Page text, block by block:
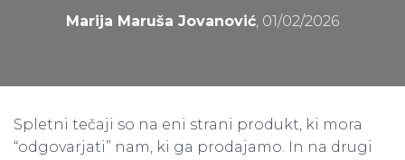
Marija Maruša Jovanović, 01/02/2026
Spletni tečaji so na eni strani produkt, ki mora
“odgovarjati” nam, ki ga prodajamo. In na drugi